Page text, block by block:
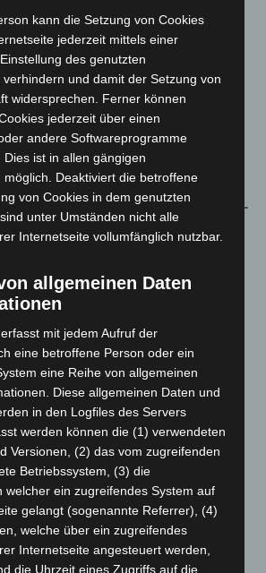
kann die Setzung von Cookies
jederzeit mittels einer
des genutzten
und damit der Setzung von
widersprechen. Ferner können
jederzeit über einen
andere Softwareprogramme
ist in allen gängigen
möglich. Deaktiviert die betroffene
von Cookies in dem genutzten
unter Umständen nicht alle
Internetseite vollumfänglich nutzbar.
allgemeinen Daten
mit jedem Aufruf der
eine betroffene Person oder ein
eine Reihe von allgemeinen
Diese allgemeinen Daten und
in den Logfiles des Servers
werden können die (1) verwendeten
Versionen, (2) das vom zugreifenden
Betriebssystem, (3) die
welcher ein zugreifendes System auf
gelangt (sogenannte Referrer), (4)
welche über ein zugreifendes
Internetseite angesteuert werden,
die Uhrzeit eines Zugriffs auf die